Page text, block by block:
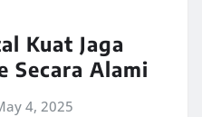
Kuat Jaga
Secara Alami
4, 2025